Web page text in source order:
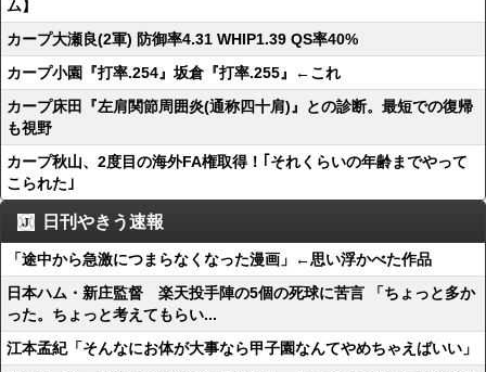
ム】
カープ大瀬良(2軍) 防御率4.31 WHIP1.39 QS率40%
カープ小園『打率.254』坂倉『打率.255』←これ
カープ床田『左肩関節周囲炎(通称四十肩)』との診断。最短での復帰
も視野
カープ秋山、2度目の海外FA権取得！｢それくらいの年齢までやって
こられた｣
日刊やきう速報
「途中から急激につまらなくなった漫画」←思い浮かべた作品
日本ハム・新庄監督 楽天投手陣の5個の死球に苦言 「ちょっと多か
った。ちょっと考えてもらい...
江本孟紀「そんなにお体が大事なら甲子園なんてやめちゃえばいい」